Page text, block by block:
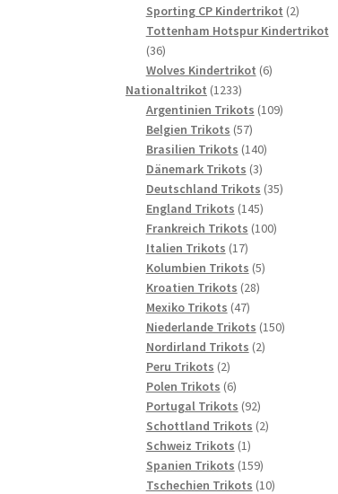
Sporting CP Kindertrikot 22
Produkte
Tottenham Hotspur Kindertrikot
3636
Produkte
Wolves Kindertrikot 66
Nationaltrikot 12331233
Produkte
Argentinien Trikots 109109
Belgien Trikots 5757
Produkte
Brasilien Trikots 140140
Dänemark Trikots 33
Produkte
Deutschland Trikots 3535
England Trikots 145145
Produkte
Frankreich Trikots 100100
Italien Trikots 1717
Produkte
Kolumbien Trikots 55
Kroatien Trikots 2828
Mexiko Trikots 4747
Produkte
Niederlande Trikots 150150
Nordirland Trikots 22
Peru Trikots 22
Produkte
Polen Trikots 66
Produkte
Portugal Trikots 9292
Produkte
Schottland Trikots 22
Schweiz Trikots 11
Produkt
Spanien Trikots 159159
Produkte
Tschechien Trikots 1010